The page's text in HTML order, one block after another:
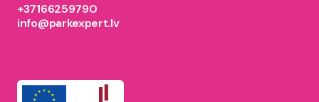
+37166259790
info@parkexpert.lv